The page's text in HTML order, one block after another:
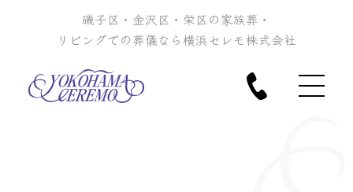
磯子区・金沢区・栄区の家族葬・
リビングでの葬儀なら横浜セレモ株式会社